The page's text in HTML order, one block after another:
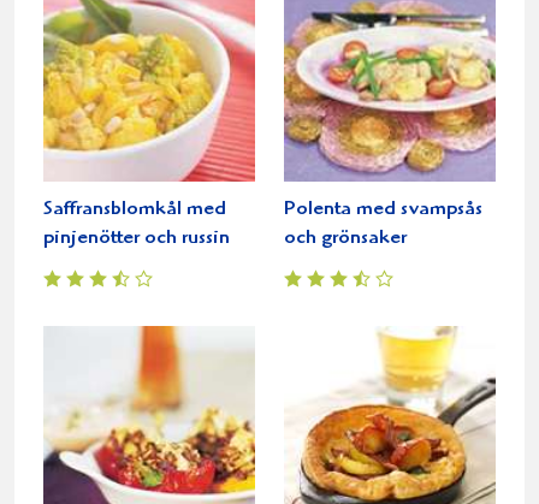
Saffransblomkål med
pinjenötter och russin
Polenta med svampsås
och grönsaker